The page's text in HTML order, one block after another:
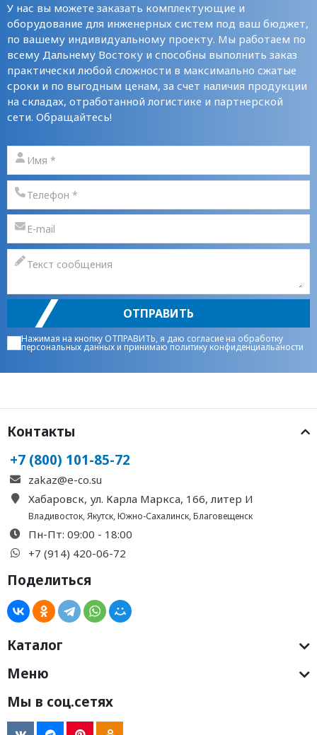
У нас вы можете заказать комплектующие и
оборудование для инженерных систем под ваш бюджет,
по вашему индивидуальному проекту. Мы работаем по
всему Дальнему Востоку и способны выполнить заказ
практически любой сложности в максимально сжатые
сроки и по выгодным ценам, за счет наличия продукции
на складах, отработанной логистике и партнерской
сети. Обращайтесь!
ОТПРАВИТЬ
Нажимая на кнопку ОТПРАВИТЬ, я даю согласие на обработку
персональных данныхи принимаюполитику конфиденциальаности
Контакты
+7 (800) 101-85-72
zakaz@e-co.su
Хабаровск, ул. Карла Маркса, 166, литер И
Владивосток,Якутск,Южно-Сахалинск,Благовещенск
Пн-Пт: 09:00 - 18:00
+7 (914) 420-06-72
Поделиться
Каталог
Меню
Мы в соц.сетях